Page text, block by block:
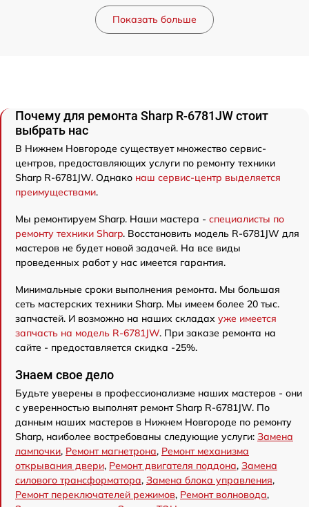
Показать больше
Почему для ремонта Sharp R-6781JW стоит
выбрать нас
В Нижнем Новгороде существует множество сервис-
центров, предоставляющих услуги по ремонту техники
Sharp R-6781JW. Однако наш сервис-центр выделяется
преимуществами.
Мы ремонтируем Sharp. Наши мастера - специалисты по
ремонту техники Sharp. Восстановить модель R-6781JW для
мастеров не будет новой задачей. На все виды
проведенных работ у нас имеется гарантия.
Минимальные сроки выполнения ремонта. Мы большая
сеть мастерских техники Sharp. Мы имеем более 20 тыс.
запчастей. И возможно на наших складах уже имеется
запчасть на модель R-6781JW. При заказе ремонта на
сайте - предоставляется скидка -25%.
Знаем свое дело
Будьте уверены в профессионализме наших мастеров - они
с уверенностью выполнят ремонт Sharp R-6781JW. По
данным наших мастеров в Нижнем Новгороде по ремонту
Sharp, наиболее востребованы следующие услуги: Замена
лампочки, Ремонт магнетрона, Ремонт механизма
открывания двери, Ремонт двигателя поддона, Замена
силового трансформатора, Замена блока управления,
Ремонт переключателей режимов, Ремонт волновода,